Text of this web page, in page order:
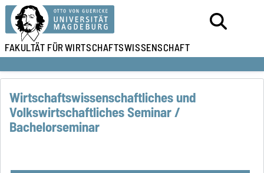
FAKULTÄT FÜRWIRTSCHAFTSWISSENSCHAFT
Wirtschaftswissenschaftliches und
Volkswirtschaftliches Seminar /
Bachelorseminar